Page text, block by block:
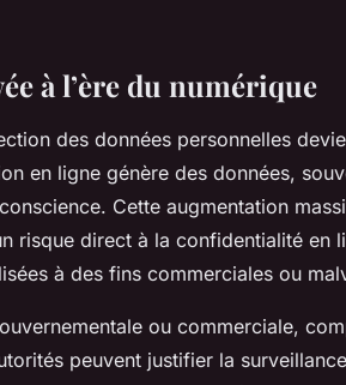
à l’ère du numérique
des données personnelles
en ligne génère des données,
Cette augmentation
risque direct à la confidentialité en
à des fins commerciales ou
ou commerciale,
peuvent justifier la